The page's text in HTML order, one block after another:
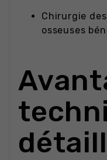
Chirurgie
osseuses